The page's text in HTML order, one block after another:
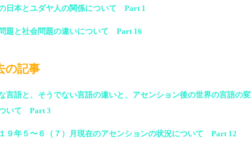
日本とユダヤ人の関係について Part 1
題と社会問題の違いについて Part 16
の記事
言語と、そうでない言語の違いと、アセンション後の世界の言語の変
いて Part 3
９年５〜６（７）月現在のアセンションの状況について Part 12